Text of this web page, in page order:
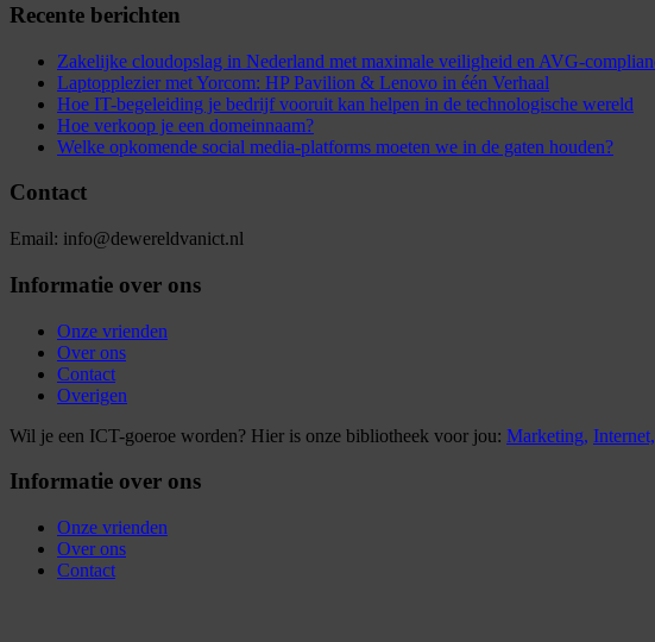
Recente berichten
Zakelijke cloudopslag in Nederland met maximale veiligheid en AVG-
Laptopplezier met Yorcom: HP Pavilion & Lenovo in één Verhaal
Hoe IT-begeleiding je bedrijf vooruit kan helpen in de technologische wereld
Hoe verkoop je een domeinnaam?
Welke opkomende social media-platforms moeten we in de gaten houden?
Contact
Email: info@dewereldvanict.nl
Informatie over ons
Onze vrienden
Over ons
Contact
Overigen
Wil je een ICT-goeroe worden? Hier is onze bibliotheek voor jou: Marketing, Internet,
Informatie over ons
Onze vrienden
Over ons
Contact